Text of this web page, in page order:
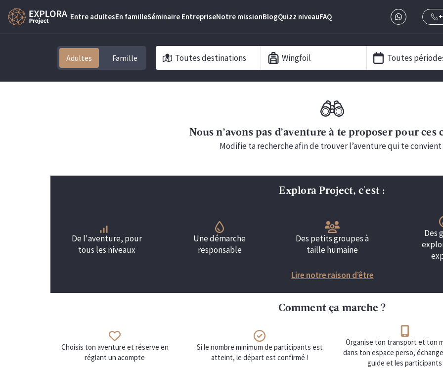
Entre adultesEn familleSéminaire EntrepriseNotre missionBlogQuizz niveauFAQ
Adultes Toutes destinations Wingfoil Toutes
Nous n’avons pas d’aventure à te proposer pour ces
Modifie ta recherche afin de trouver l’aventure qui te convient
Explora Project, c'est :
De l'aventure, pour
tous les niveaux
Une démarche
responsable
Des petits groupes à
taille humaine
Des
Lire notre raison d’être
Comment ça marche ?
Choisis ton aventure et réserve en
réglant un acompte
Si le nombre minimum de participants est
atteint, le départ est confirmé !
Organise ton transport et ton
dans ton espace perso,
guide et les participants